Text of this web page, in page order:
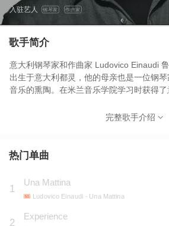
入驻艺人 钢琴家 作曲家
歌手简介
意大利钢琴家和作曲家 Ludovico Einaudi
出生于意大利都灵，他的母亲也是一位钢
音乐的熏陶。在米兰音乐学院学习时获得
了作曲学位。他的音乐总被认为是容易接
感。
完整歌手介绍
热门单曲
1
Una Mattina
Ludovico Einaudi - Una Mattina
2
Experience